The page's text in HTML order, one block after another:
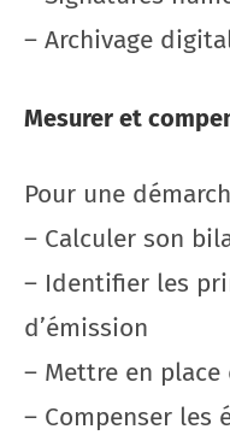
– Archivage
Mesurer et
Pour une
– Calculer son
– Identifier les
d’émission
– Mettre en
– Compenser les